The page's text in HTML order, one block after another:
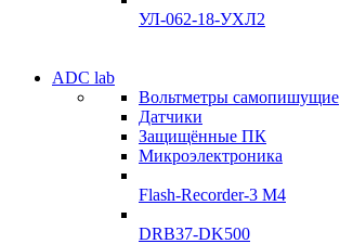
УЛ-062-18-УХЛ2
УЛ-04 УЛ-06
Подробнее
УЛ-04 УЛ-06
Подробнее
ADC lab
Вольтметры самопишущие
Датчики
Защищённые ПК
Микроэлектроника
Flash-Recorder-3 М4
DRB37-DK500